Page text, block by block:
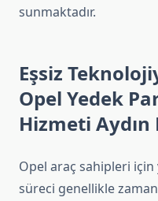
sunmaktadır.
Eşsiz
Opel Yedek
Hizmeti Aydın
Opel araç sahipleri
süreci genellikle zaman